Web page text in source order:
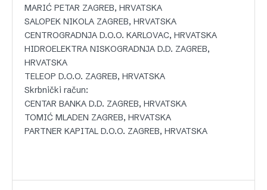
MARIĆ PETAR ZAGREB, HRVATSKA
SALOPEK NIKOLA ZAGREB, HRVATSKA
CENTROGRADNJA D.O.O. KARLOVAC, HRVATSKA
HIDROELEKTRA NISKOGRADNJA D.D. ZAGREB,
HRVATSKA
TELEOP D.O.O. ZAGREB, HRVATSKA
Skrbnički račun:
CENTAR BANKA D.D. ZAGREB, HRVATSKA
TOMIĆ MLADEN ZAGREB, HRVATSKA
PARTNER KAPITAL D.O.O. ZAGREB, HRVATSKA